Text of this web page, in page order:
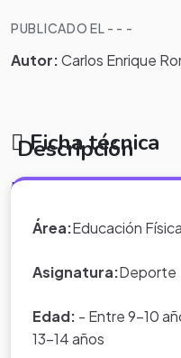
PUBLICADO EL - - -
Autor:Carlos Enrique
Descripción
El proyecto busca
Ficha técnica
Área:Educación Física
Asignatura:Deporte
Edad: - Entre 9-10
13-14 años